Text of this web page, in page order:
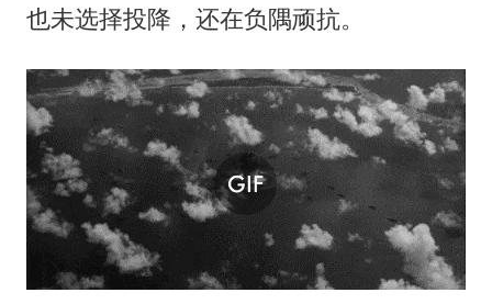
也未选择投降，还在负隅顽抗。